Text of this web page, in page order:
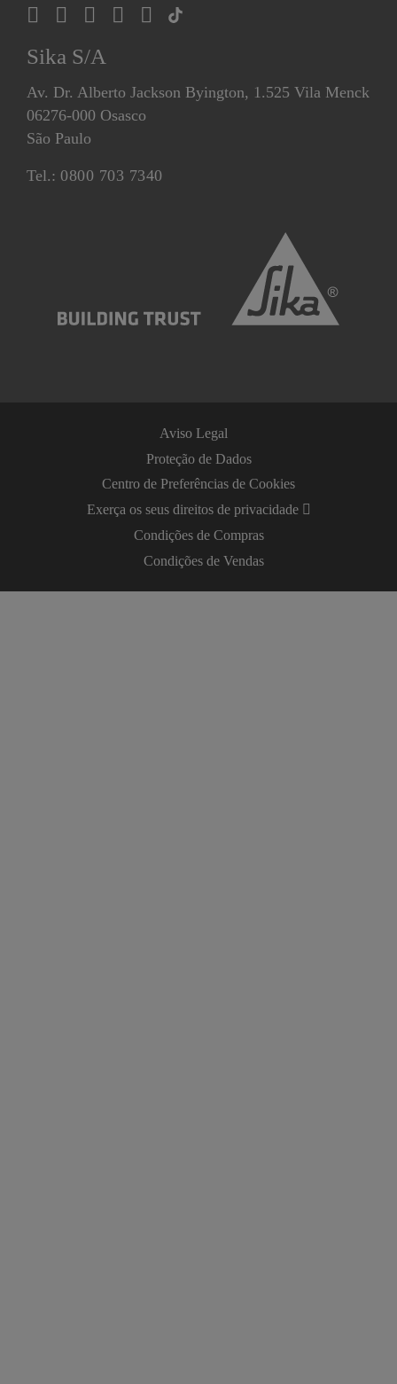
Sika S/A
Av. Dr. Alberto Jackson Byington, 1.525 Vila Menck
06276-000 Osasco
São Paulo
Tel.: 0800 703 7340
Aviso Legal
Proteção de Dados
Centro de Preferências de Cookies
Exerça os seus direitos de privacidade
Condições de Compras
Condições de Vendas